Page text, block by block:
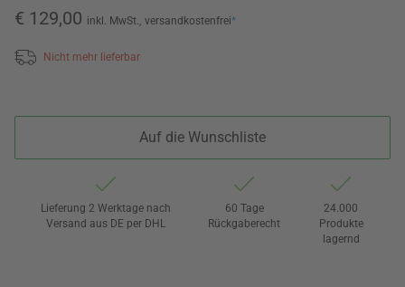
€ 129,00 inkl. MwSt., versandkostenfrei*
Nicht mehr lieferbar
Auf die Wunschliste
Lieferung 2 Werktage nach
Versand aus DE per DHL
60 Tage
Rückgaberecht
24.000
Produkte
lagernd